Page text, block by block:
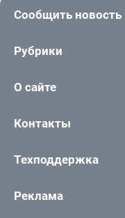
Сообщить новость
Рубрики
О сайте
Контакты
Техподдержка
Реклама